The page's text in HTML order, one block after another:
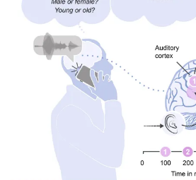
Рисунок 2: Взаимодействие эмоций и
говорящего